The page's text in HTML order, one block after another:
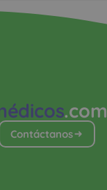
.com
Contáctanos